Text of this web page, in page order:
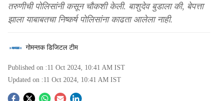
तरुणीची पोलिसांनी कसून चौकशी केली. बाशुदेव बुडाला की, बेपत्ता
झाला याबाबतचा निष्कर्ष पोलिसांना काढता आलेला नाही.
गोमन्तक डिजिटल टीम
Published on :11 Oct 2024, 10:41 AM IST
Updated on :11 Oct 2024, 10:41 AM IST